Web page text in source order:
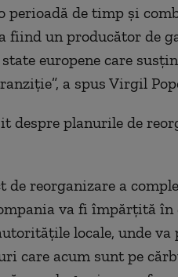
perioadă de timp și
fiind un producătorde
europenecare susți
”, a spus Virgil
despre planurile de
de reorganizare a
va fi împărțită în
locale, unde
care acum sunt pe